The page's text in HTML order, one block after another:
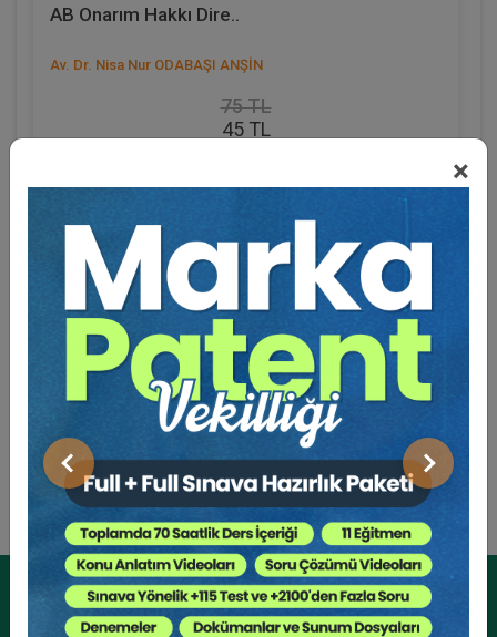
×
Önceki Sonraki
AB Onarım Hakkı Dire..
Av. Dr. Nisa Nur ODABAŞI ANŞİN
75 TL
45 TL
Eğitmen Hakkında
Sosyal Medya
Kurumsal Üyelikler İçin